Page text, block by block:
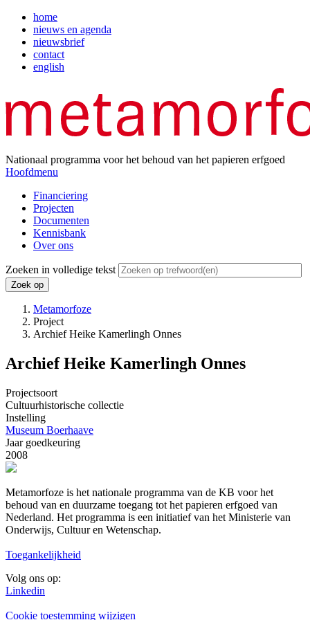
Overslaan
naar
inhoud
Top
menu
home
nieuws en agenda
nieuwsbrief
contact
english
Nationaal programma voor het behoud van het papieren erfgoed
Hoofdmenu
Hoofdnavigatie
Financiering
Projecten
Documenten
Kennisbank
Over ons
Zoeken in volledige tekst
Kruimelpad
Metamorfoze
Project
Archief Heike Kamerlingh Onnes
Archief Heike Kamerlingh Onnes
Projectsoort
Cultuurhistorische collectie
Instelling
Museum Boerhaave
Jaar goedkeuring
2008
Metamorfoze is het nationale programma van de KB voor het
behoud van en duurzame toegang tot het papieren erfgoed van
Nederland. Het programma is een initiatief van het Ministerie van
Onderwijs, Cultuur en Wetenschap.
Toegankelijkheid
Volg ons op:
Linkedin
Cookie toestemming wijzigen